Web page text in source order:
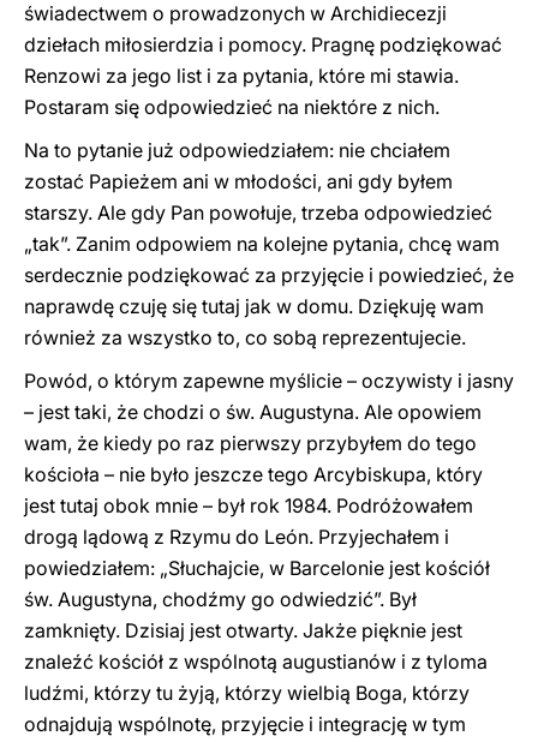
świadectwem o prowadzonych w Archidiecezji
dziełach miłosierdzia i pomocy. Pragnę podziękować
Renzowi za jego list i za pytania, które mi stawia.
Postaram się odpowiedzieć na niektóre z nich.
Na to pytanie już odpowiedziałem: nie chciałem
zostać Papieżem ani w młodości, ani gdy byłem
starszy. Ale gdy Pan powołuje, trzeba odpowiedzieć
„tak”. Zanim odpowiem na kolejne pytania, chcę wam
serdecznie podziękować za przyjęcie i powiedzieć, że
naprawdę czuję się tutaj jak w domu. Dziękuję wam
również za wszystko to, co sobą reprezentujecie.
Powód, o którym zapewne myślicie – oczywisty i jasny
– jest taki, że chodzi o św. Augustyna. Ale opowiem
wam, że kiedy po raz pierwszy przybyłem do tego
kościoła – nie było jeszcze tego Arcybiskupa, który
jest tutaj obok mnie – był rok 1984. Podróżowałem
drogą lądową z Rzymu do León. Przyjechałem i
powiedziałem: „Słuchajcie, w Barcelonie jest kościół
św. Augustyna, chodźmy go odwiedzić”. Był
zamknięty. Dzisiaj jest otwarty. Jakże pięknie jest
znaleźć kościół z wspólnotą augustianów i z tyloma
ludźmi, którzy tu żyją, którzy wielbią Boga, którzy
odnajdują wspólnotę, przyjęcie i integrację w tym